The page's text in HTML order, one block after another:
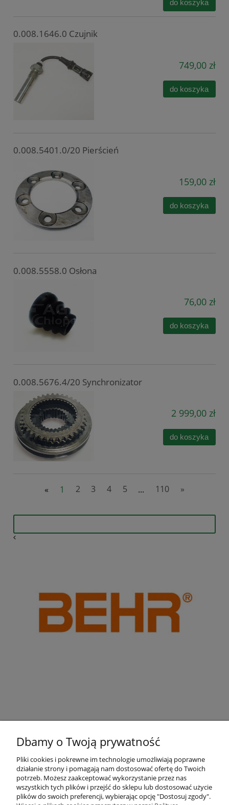
do koszyka
0.008.1646.0 Czujnik
749,00 zł
do koszyka
0.008.5401.0/20 Pierścień
159,00 zł
do koszyka
0.008.5558.0 Osłona
76,00 zł
do koszyka
0.008.5676.4/20 Synchronizator
2 999,00 zł
do koszyka
« 1 2 3 4 5 ... 110 »
Pomoc
Dbamy o Twoją prywatność
Pliki cookies i pokrewne im technologie umożliwiają poprawne
działanie strony i pomagają nam dostosować ofertę do Twoich
potrzeb. Możesz zaakceptować wykorzystanie przez nas
wszystkich tych plików i przejść do sklepu lub dostosować użycie
plików do swoich preferencji, wybierając opcję "Dostosuj zgody".